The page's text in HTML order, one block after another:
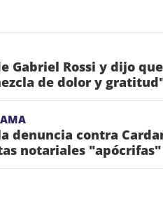
Gabriel Rossi y dijo
de dolor y
denuncia contra
notariales "apócrifas"